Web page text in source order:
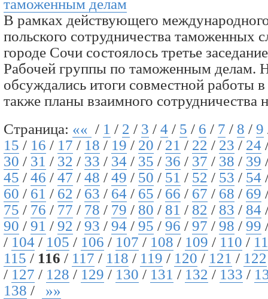
таможенным делам
В рамках действующего
польского сотрудничества таможенных
городе Сочи состоялось третье
Рабочей группы по таможенным делам.
обсуждались итоги совместной работы
также планы взаимного сотрудничества
Страница: «« / 1 / 2 / 3 / 4 / 5 / 6 / 7 / 8 / 9
15 / 16 / 17 / 18 / 19 / 20 / 21 / 22 / 23 / 24
30 / 31 / 32 / 33 / 34 / 35 / 36 / 37 / 38 / 39
45 / 46 / 47 / 48 / 49 / 50 / 51 / 52 / 53 / 54
60 / 61 / 62 / 63 / 64 / 65 / 66 / 67 / 68 / 69
75 / 76 / 77 / 78 / 79 / 80 / 81 / 82 / 83 / 84
90 / 91 / 92 / 93 / 94 / 95 / 96 / 97 / 98 / 99
/ 104 / 105 / 106 / 107 / 108 / 109 / 110 /
115 / 116 / 117 / 118 / 119 / 120 / 121 / 122
/ 127 / 128 / 129 / 130 / 131 / 132 / 133 /
138 / »»